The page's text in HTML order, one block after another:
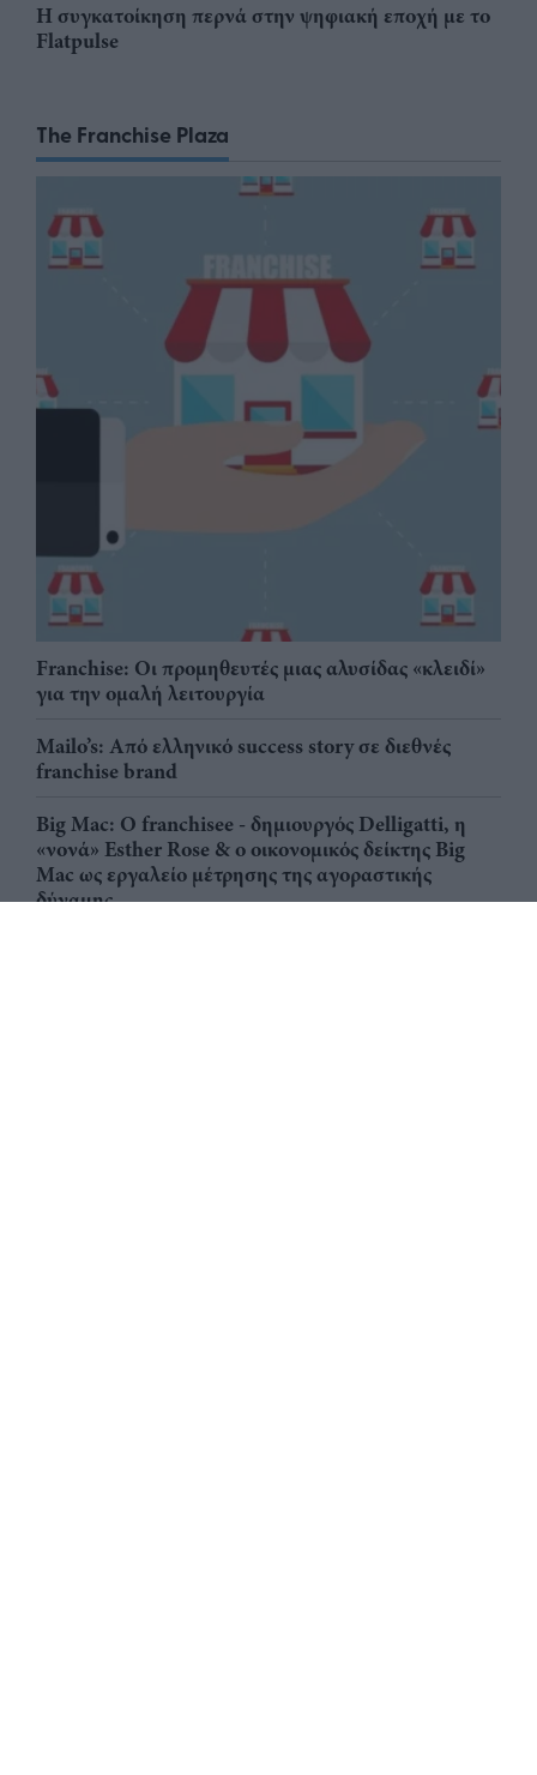
Η συγκατοίκηση περνά στην ψηφιακή εποχή με το
Flatpulse
The Franchise Plaza
Franchise: Οι προμηθευτές μιας αλυσίδας «κλειδί»
για την ομαλή λειτουργία
Mailo’s: Από ελληνικό success story σε διεθνές
franchise brand
Big Mac: Ο franchisee - δημιουργός Delligatti, η
«νονά» Esther Rose & ο οικονομικός δείκτης Big
Mac ως εργαλείο μέτρησης της αγοραστικής
δύναμης